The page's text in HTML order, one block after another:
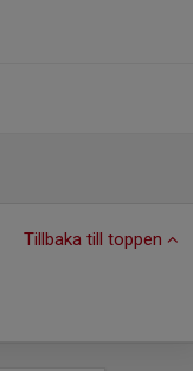
Tillbaka till toppen